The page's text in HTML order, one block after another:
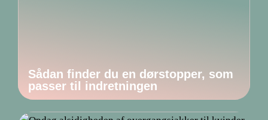
Sådan finder du en dørstopper, som
passer til indretningen